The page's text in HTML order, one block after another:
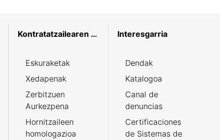
Kontratatzailearen profila
Eskuraketak
Xedapenak
Zerbitzuen
Aurkezpena
Hornitzaileen
homologazioa
Interesgarria
Dendak
Katalogoa
Canal de
denuncias
Certificaciones
de Sistemas de